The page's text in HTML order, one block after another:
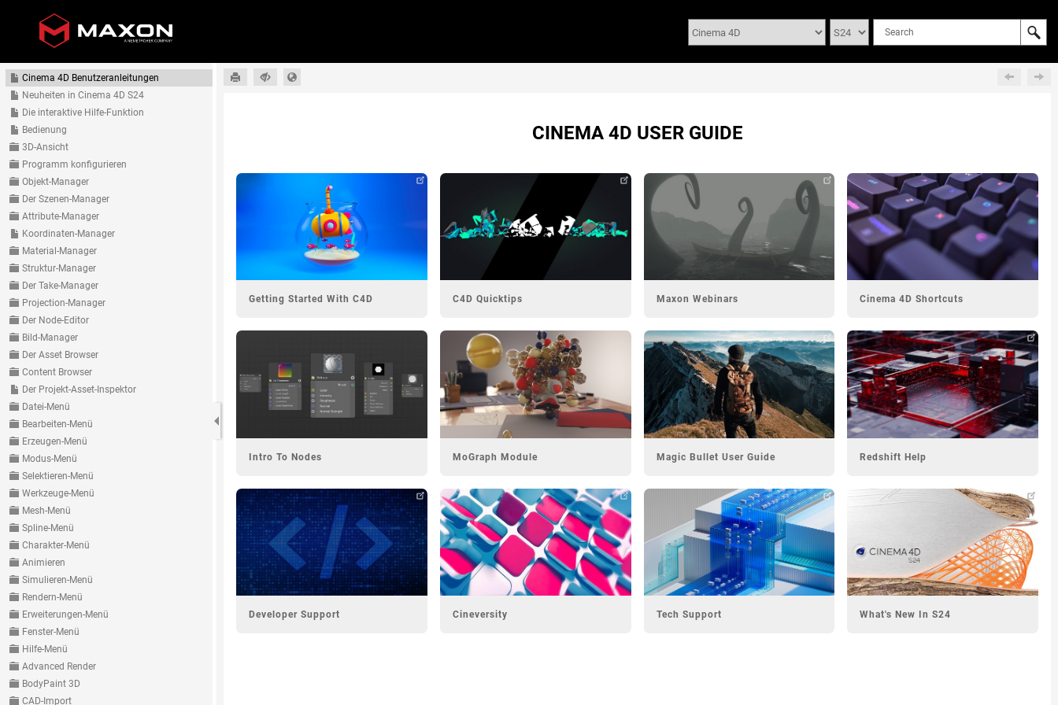
Skip To Main
Content
Cinema 4D Benutzeranleitungen
Neuheiten in Cinema 4D S24
Die interaktive Hilfe-Funktion
Bedienung
3D-Ansicht
Programm konfigurieren
Objekt-Manager
Der Szenen-Manager
Attribute-Manager
Koordinaten-Manager
Material-Manager
Struktur-Manager
Der Take-Manager
Projection-Manager
Der Node-Editor
Bild-Manager
Der Asset Browser
Content Browser
Der Projekt-Asset-Inspektor
Datei-Menü
Bearbeiten-Menü
Erzeugen-Menü
Modus-Menü
Selektieren-Menü
Werkzeuge-Menü
Mesh-Menü
Spline-Menü
Charakter-Menü
Animieren
Simulieren-Menü
Rendern-Menü
Erweiterungen-Menü
Fenster-Menü
Hilfe-Menü
Advanced Render
BodyPaint 3D
CAD-Import